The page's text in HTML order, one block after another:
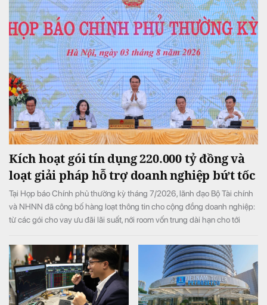
Kích hoạt gói tín dụng 220.000 tỷ đồng và
loạt giải pháp hỗ trợ doanh nghiệp bứt tốc
Tại Họp báo Chính phủ thường kỳ tháng 7/2026, lãnh đạo Bộ Tài chính
và NHNN đã công bố hàng loạt thông tin cho cộng đồng doanh nghiệp:
từ các gói cho vay ưu đãi lãi suất, nới room vốn trung dài hạn cho tới
tế.